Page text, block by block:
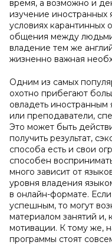
время, а возможно и
изучение
условиях карантинных
общения между
владение тем же
жизненно важная
Одним из самых
охотно прибегают
овладеть
или преподаватели,
Это может быть
получить результат,
способа есть и свои
способен
много зависит от
уровня владения
в онлайн-формате.
успешным, то могут
материалом занятий и,
мотивации. К тому же,
программы стоят